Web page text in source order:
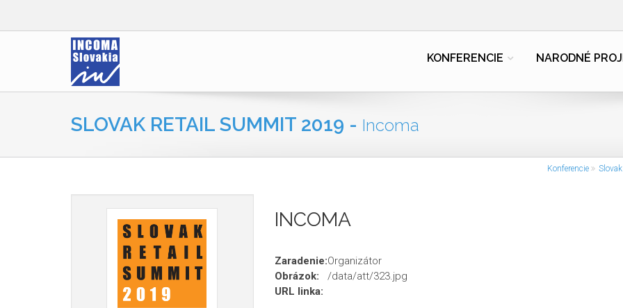
KONFERENCIE NARODNÉ
SLOVAK RETAIL SUMMIT 2019 - Incoma
Konferencie
INCOMA
Zaradenie:Organizátor
Obrázok:
/data/att/323.jpg
URL linka: